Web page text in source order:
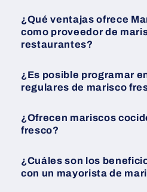
¿Qué ventajas ofrece
como proveedor de
restaurantes?
¿Es posible programar
regulares de marisco
¿Ofrecen mariscos
fresco?
¿Cuáles son los
con un mayorista de